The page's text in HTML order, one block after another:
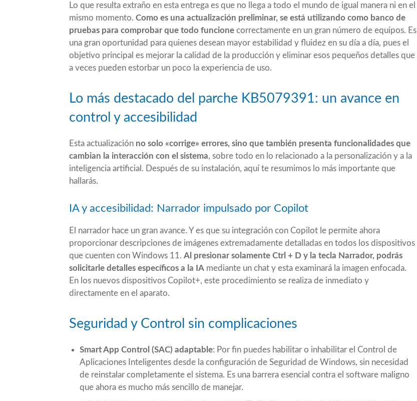
Lo que resulta extraño en esta entrega es que no llega a todo el mundo de igual manera ni en el
mismo momento. Como es una actualización preliminar, se está utilizando como banco de
pruebas para comprobar que todo funcione correctamente en un gran número de equipos. Es
una gran oportunidad para quienes desean mayor estabilidad y fluidez en su día a día, pues el
objetivo principal es mejorar la calidad de la producción y eliminar esos pequeños detalles que
a veces pueden estorbar un poco la experiencia de uso.
Lo más destacado del parche KB5079391: un avance en
control y accesibilidad
Esta actualización no solo «corrige» errores, sino que también presenta funcionalidades que
cambian la interacción con el sistema, sobre todo en lo relacionado a la personalización y a la
inteligencia artificial. Después de su instalación, aquí te resumimos lo más importante que
hallarás.
IA y accesibilidad: Narrador impulsado por Copilot
El narrador hace un gran avance. Y es que su integración con Copilot le permite ahora
proporcionar descripciones de imágenes extremadamente detalladas en todos los dispositivos
que cuenten con Windows 11. Al presionar solamente Ctrl + D y la tecla Narrador, podrás
solicitarle detalles específicos a la IA mediante un chat y esta examinará la imagen enfocada.
En los nuevos dispositivos Copilot+, este procedimiento se realiza de inmediato y
directamente en el aparato.
Seguridad y Control sin complicaciones
Smart App Control (SAC) adaptable: Por fin puedes habilitar o inhabilitar el Control de
Aplicaciones Inteligentes desde la configuración de Seguridad de Windows, sin necesidad
de reinstalar completamente el sistema. Es una barrera esencial contra el software maligno
que ahora es mucho más sencillo de manejar.